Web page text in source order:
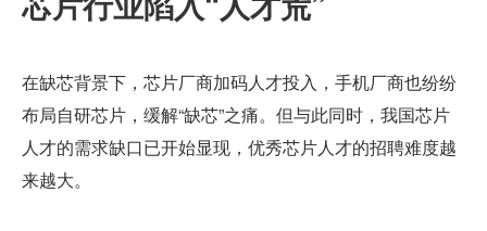
在缺芯背景下，芯片厂商加码人才投入，手机厂商也纷纷
布局自研芯片，缓解“缺芯”之痛。但与此同时，我国芯片
人才的需求缺口已开始显现，优秀芯片人才的招聘难度越
来越大。